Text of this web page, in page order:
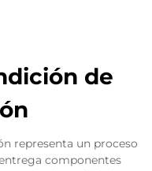
de
representa un proceso
componentes